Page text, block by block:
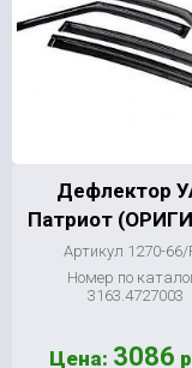
Дефлектор
Патриот
Артикул 1270-
Номер по
3163.4727003
Цена: 3086